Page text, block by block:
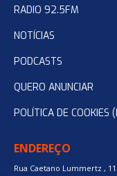
RADIO 92.5FM
NOTÍCIAS
PODCASTS
QUERO ANUNCIAR
POLÍTICA DE COOKIES
ENDEREÇO
Rua Caetano Lummertz ,